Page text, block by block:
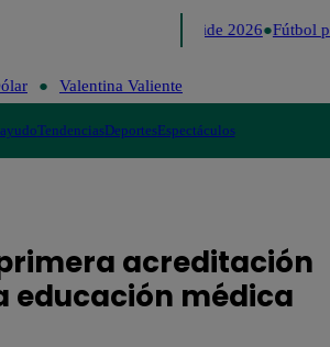
Perú Decide 2026 Fútbol
Valentina Valiente
TendenciasDeportesEspectáculos
acreditación
educación médica